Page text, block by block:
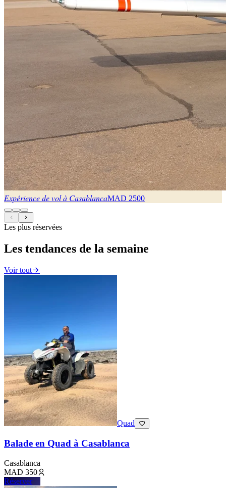
Expérience de vol à CasablancaMAD 2500
Les plus réservées
Les tendances de la semaine
Voir tout
Quad
Balade en Quad à Casablanca
Casablanca
MAD 350
Réserver